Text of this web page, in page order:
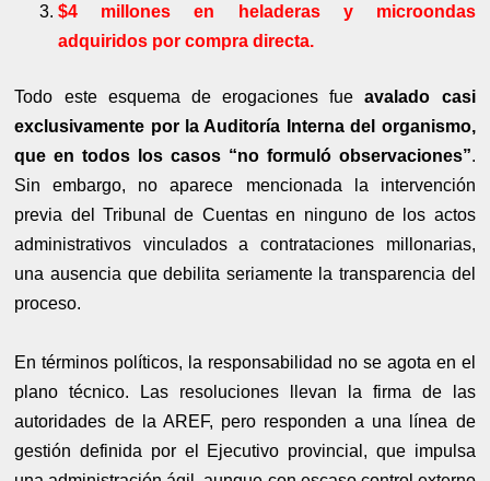
$4 millones en heladeras y microondas
adquiridos por compra directa.
Todo este esquema de erogaciones fueavalado casi
exclusivamente por la Auditoría Interna del organismo,
que en todos los casos “no formuló observaciones”.
Sin embargo, no aparece mencionada la intervención
previa del Tribunal de Cuentas en ninguno de los actos
administrativos vinculados a contrataciones millonarias,
una ausencia que debilita seriamente la transparencia del
proceso.
En términos políticos, la responsabilidad no se agota en el
plano técnico. Las resoluciones llevan la firma de las
autoridades de la AREF, pero responden a una línea de
gestión definida por el Ejecutivo provincial, que impulsa